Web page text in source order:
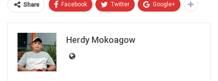
Share Facebook Twitter Google+
Herdy Mokoagow